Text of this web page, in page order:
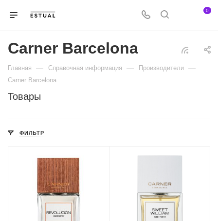
0
Carner Barcelona
Главная — Справочная информация — Производители —
Carner Barcelona
Товары
ФИЛЬТР